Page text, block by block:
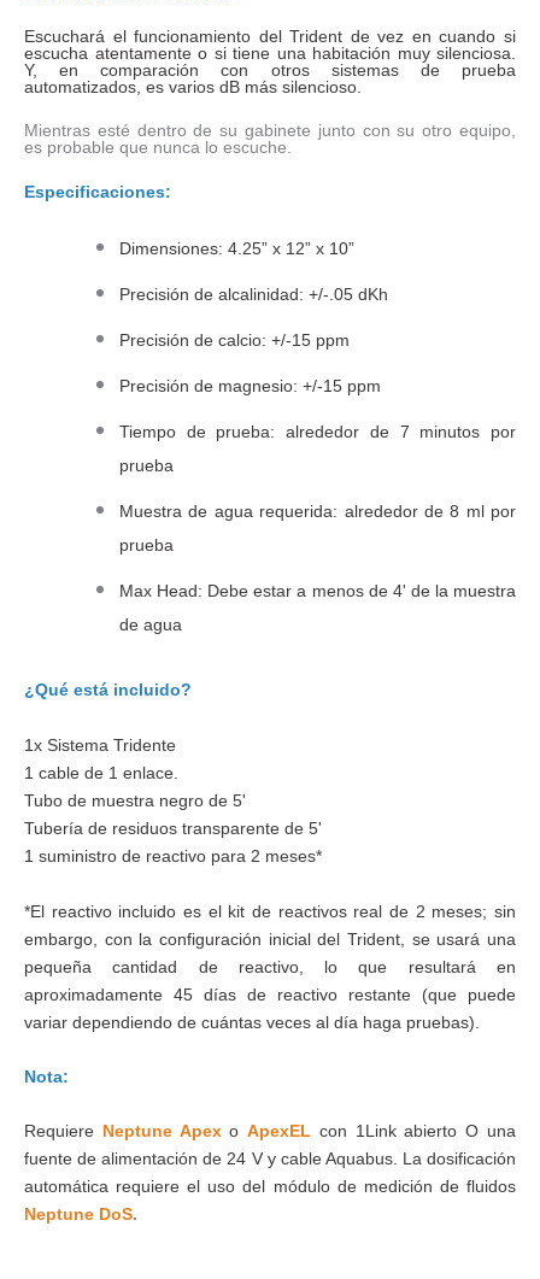
Escuchará el funcionamiento del Trident de vez en cuando si
escucha atentamente o si tiene una habitación muy silenciosa.
Y, en comparación con otros sistemas de prueba
automatizados, es varios dB más silencioso.
Mientras esté dentro de su gabinete junto con su otro equipo,
es probable que nunca lo escuche.
Especificaciones:
Dimensiones: 4.25” x 12” x 10”
Precisión de alcalinidad: +/-.05 dKh
Precisión de calcio: +/-15 ppm
Precisión de magnesio: +/-15 ppm
Tiempo de prueba: alrededor de 7 minutos por
prueba
Muestra de agua requerida: alrededor de 8 ml por
prueba
Max Head: Debe estar a menos de 4' de la muestra
de agua
¿Qué está incluido?
1x Sistema Tridente
1 cable de 1 enlace.
Tubo de muestra negro de 5'
Tubería de residuos transparente de 5'
1 suministro de reactivo para 2 meses*
*El reactivo incluido es el kit de reactivos real de 2 meses; sin
embargo, con la configuración inicial del Trident, se usará una
pequeña cantidad de reactivo, lo que resultará en
aproximadamente 45 días de reactivo restante (que puede
variar dependiendo de cuántas veces al día haga pruebas).
Nota:
Requiere Neptune ApexoApexEL con 1Link abierto O una
fuente de alimentación de 24 V y cable Aquabus. La dosificación
automática requiere el uso del módulo de medición de fluidos
Neptune DoS.